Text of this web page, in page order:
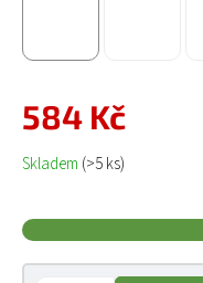
584 Kč
Měrná cena:
Skladem (>5 ks)